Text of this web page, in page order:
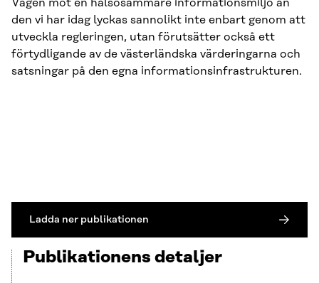
Vägen mot en hälsosammare informationsmiljö än
den vi har idag lyckas sannolikt inte enbart genom att
utveckla regleringen, utan förutsätter också ett
förtydligande av de västerländska värderingarna och
satsningar på den egna informationsinfrastrukturen.
Ladda ner publikationen
Publikationens detaljer